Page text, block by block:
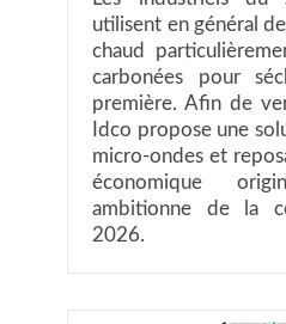
utilisent en général
chaud
carbonées pour
première. Afin de
Idco propose une
micro-ondes et
économique
ambitionne de la
2026.